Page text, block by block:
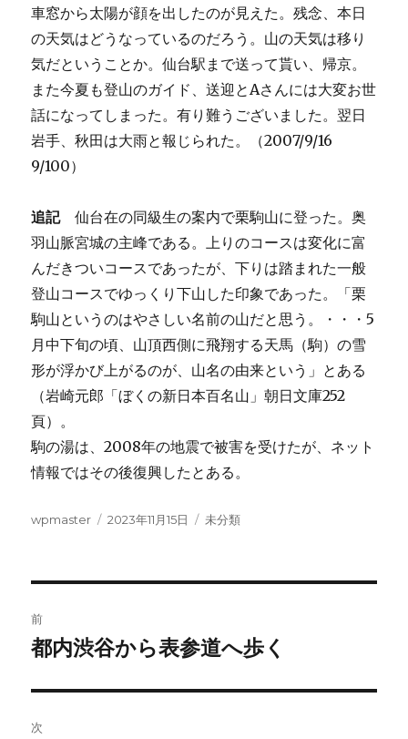
車窓から太陽が顔を出したのが見えた。残念、本日
の天気はどうなっているのだろう。山の天気は移り
気だということか。仙台駅まで送って貰い、帰京。
また今夏も登山のガイド、送迎とAさんには大変お世
話になってしまった。有り難うございました。翌日
岩手、秋田は大雨と報じられた。（2007/9/16
9/100）
追記仙台在の同級生の案内で栗駒山に登った。奥
羽山脈宮城の主峰である。上りのコースは変化に富
んだきついコースであったが、下りは踏まれた一般
登山コースでゆっくり下山した印象であった。「栗
駒山というのはやさしい名前の山だと思う。・・・5
月中下旬の頃、山頂西側に飛翔する天馬（駒）の雪
形が浮かび上がるのが、山名の由来という」とある
（岩崎元郎「ぼくの新日本百名山」朝日文庫252
頁）。
駒の湯は、2008年の地震で被害を受けたが、ネット
情報ではその後復興したとある。
投
wpmaster
投
2023年11月15日
カ
未分類
稿
ビ
前
前
投
稿:
都内渋谷から表参道へ歩く
次